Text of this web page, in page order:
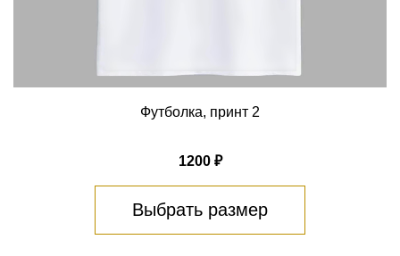
Футболка, принт 2
1200 ₽
Выбрать размер